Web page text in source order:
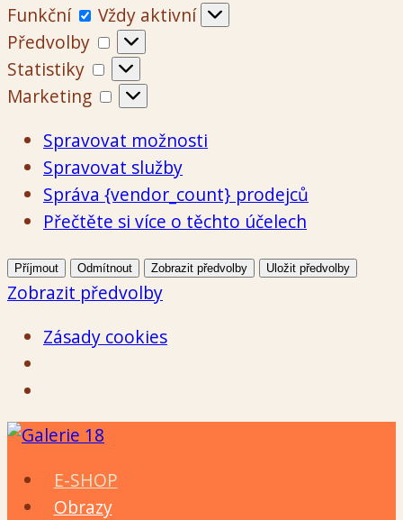
Funkční
Funkční
Vždy aktivní
Předvolby
Předvolby
Statistiky
Statistiky
Marketing
Marketing
Spravovat možnosti
Spravovat služby
Správa {vendor_count} prodejců
Přečtěte si více o těchto účelech
Příjmout Odmítnout Zobrazit předvolby Uložit předvolby
Zobrazit předvolby
Zásady cookies
Přeskočit
obsahE-SHOP
Obrazy